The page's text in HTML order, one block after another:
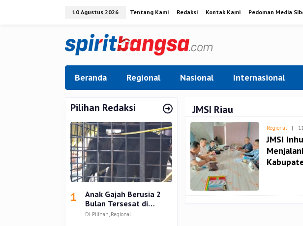
10 Agustus 2026 Tentang Kami Redaksi Kontak Kami Pedoman Media
Beranda Regional Nasional Internasional
Pilihan Redaksi
1
Anak Gajah Berusia 2
Bulan Tersesat di
Permukiman Warga
Di Pilihan, Regional
JMSI Riau
Regional |
JMSI